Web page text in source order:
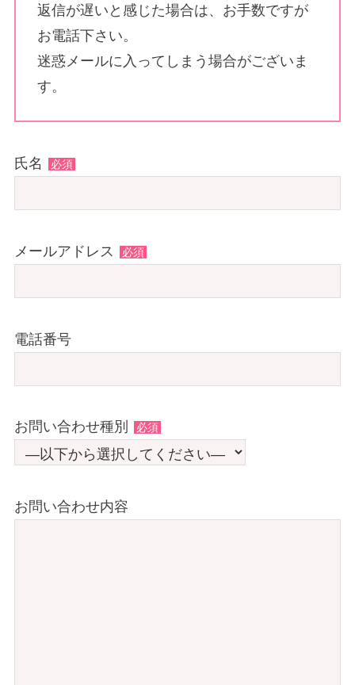
返信が遅いと感じた場合は、お手数ですが
お電話下さい。
迷惑メールに入ってしまう場合がございま
す。
氏名 必須
メールアドレス 必須
電話番号
お問い合わせ種別 必須
お問い合わせ内容